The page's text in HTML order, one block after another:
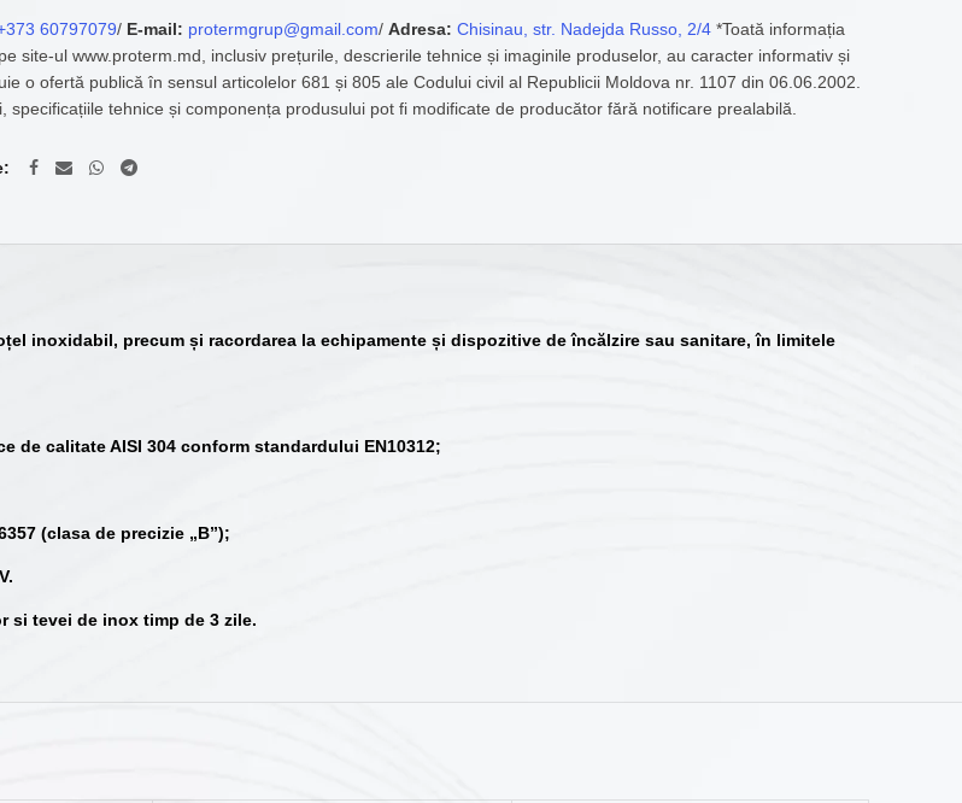
60797079/ E-mail: protermgrup@gmail.com/Adresa: Chisinau, str. Nadejda Russo, 2/4 *Toată informația
site-ul www.proterm.md, inclusiv prețurile, descrierile tehnice și imaginile produselor, au caracter informativ și
o ofertă publică în sensul articolelor 681 și 805 ale Codului civil al Republicii Moldova nr. 1107 din 06.06.2002.
specificațiile tehnice și componența produsului pot fi modificate de producător fără notificare prealabilă.
inoxidabil, precum și racordarea la echipamente și dispozitive de încălzire sau sanitare, în limitele
calitate AISI 304 conform standardului EN10312;
(clasa de precizie „B”);
si tevei de inox timp de 3 zile.